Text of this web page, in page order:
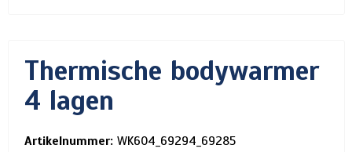
Thermische bodywarmer
4 lagen
Artikelnummer: WK604_69294_69285